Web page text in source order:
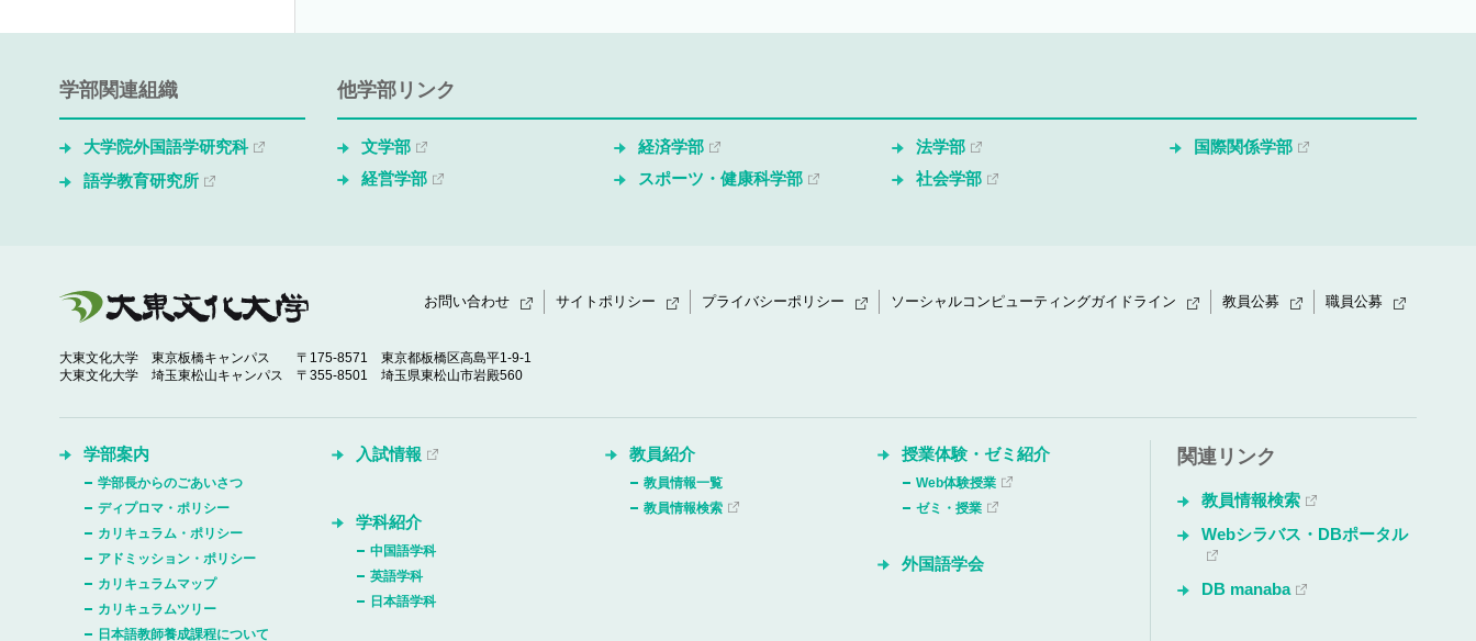
学部関連組織
大学院外国語学研究科
語学教育研究所
他学部リンク
文学部 経済学部 法学部
国際関係学部
経営学部
スポーツ・健康科学部 社会学部
大東文化大学 東京板橋キャンパス
〒175-8571 東京都板橋区高島平1-9-1
大東文化大学 埼玉東松山キャンパス
〒355-8501 埼玉県東松山市岩殿560
お問い合わせ サイトポリシー プライバシーポリシー ソーシャルコンピューティングガイドライン 教員公募 職員公募
学部案内
学部長からのごあいさつ
ディプロマ・ポリシー
カリキュラム・ポリシー
アドミッション・ポリシー
カリキュラムマップ
カリキュラムツリー
日本語教師養成課程について
入試情報
学科紹介
中国語学科
英語学科
日本語学科
教員紹介
教員情報一覧
教員情報検索
授業体験・ゼミ紹介
Web体験授業
ゼミ・授業
外国語学会
関連リンク
教員情報検索
Webシラバス・DBポータル
DB manaba